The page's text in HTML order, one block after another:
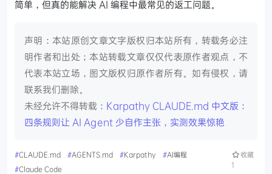
简单，但真的能解决 AI 编程中最常见的返工问题。
声明：本站原创文章文字版权归本站所有，转载务必注
明作者和出处；本站转载文章仅仅代表原作者观点，不
代表本站立场，图文版权归原作者所有。如有侵权，请
联系我们删除。
未经允许不得转载： Karpathy CLAUDE.md 中文版：
四条规则让 AI Agent 少自作主张，实测效果惊艳
#CLAUDE.md #AGENTS.md #Karpathy #AI编程
#Claude Code
收藏
1